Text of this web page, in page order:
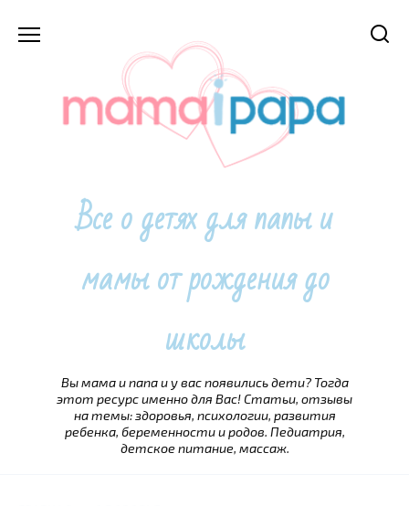
Все о детях для папы и
мамы от рождения до
школы
Вы мама и папа и у вас появились дети? Тогда
этот ресурс именно для Вас! Статьи, отзывы
на темы: здоровья, психологии, развития
ребенка, беременности и родов. Педиатрия,
детское питание, массаж.